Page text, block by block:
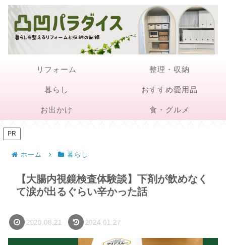
リフォーム 整理・収納
暮らし おすすめ愛用品
お出かけ 食・グルメ
PR
ホーム 暮らし
【大腸内視鏡検査体験談】下剤が飲めなく
て涙が出るぐらい辛かった話
2020.08.21 2024.01.27